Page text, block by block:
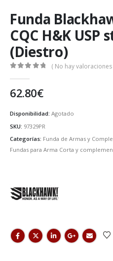
Funda
CQC H&K USP
(Diestro)
( No hay valoraciones
62.80€
Disponibilidad: Agotado
SKU: 97329PR
Categorías: Funda de Armas y
Fundas para Arma Corta y